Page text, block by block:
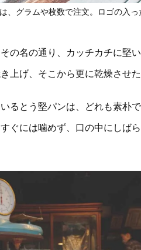
、グラムや枚数で注文。ロゴの入
の名の通り、カッチカチに堅
上げ、そこから更に乾燥させた
るとう堅パンは、どれも素朴で
ぐには噛めず、口の中にしば